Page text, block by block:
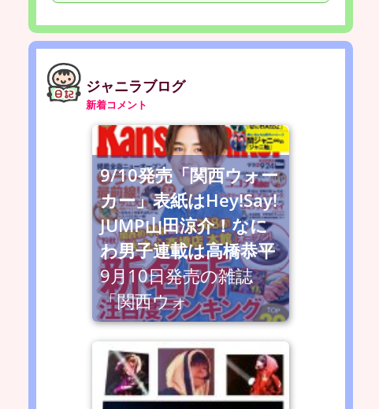
ジャニラブログ
新着コメント
9/10発売「関西ウォー
カー」表紙はHey!Say!
JUMP山田涼介！なに
わ男子連載は高橋恭平
9月10日発売の雑誌
「関西ウォ